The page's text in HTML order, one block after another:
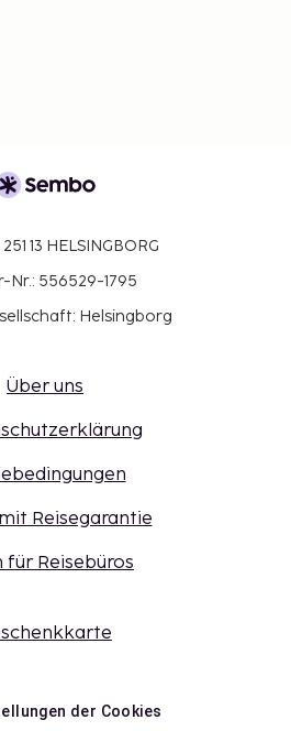
13 HELSINGBORG
Nr.: 556529-1795
Helsingborg
Über uns
Reisegarantie
für Reisebüros
der Cookies